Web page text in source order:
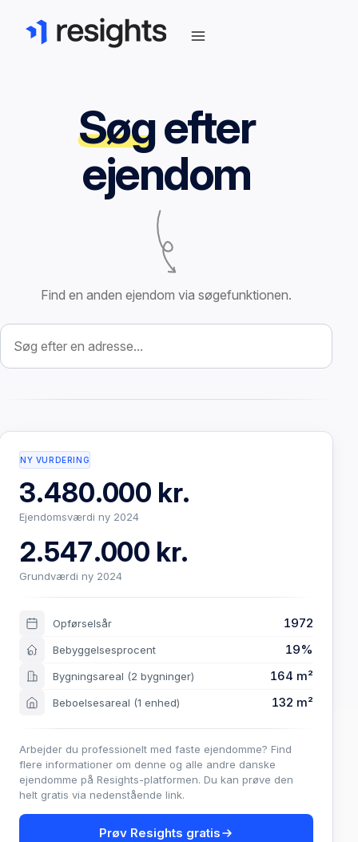
Søgefter
ejendom
Find en anden ejendom via søgefunktionen.
Søg efter ejendom
NY VURDERING
3.480.000 kr.
Ejendomsværdi ny 2024
2.547.000 kr.
Grundværdi ny 2024
Opførselsår 1972
Bebyggelsesprocent 19%
Bygningsareal (2 bygninger) 164 m²
Beboelsesareal (1 enhed) 132 m²
Arbejder du professionelt med faste ejendomme? Find
flere informationer om denne og alle andre danske
ejendomme på Resights-platformen. Du kan prøve den
helt gratis via nedenstående link.
Prøv Resights gratis